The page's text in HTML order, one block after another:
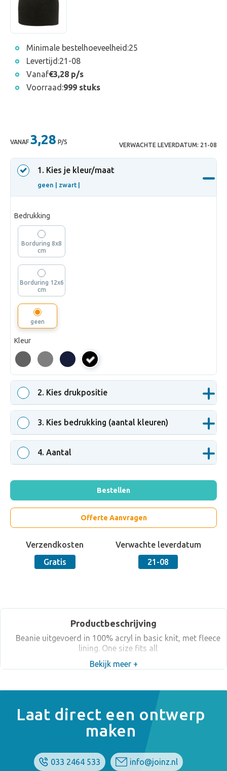
Minimale bestelhoeveelheid:25
Levertijd:21-08
Vanaf€3,28 p/s
Voorraad:999 stuks
VANAF 3,28 P/S VERWACHTE LEVERDATUM: 21-08
1 . Kies je kleur/maat
geen | zwart |
Bedrukking
Borduring 8x8
cm
Borduring 12x6
cm
geen
Kleur
zwart
2. Kies drukpositie
3. Kies bedrukking (aantal kleuren)
4. Aantal
Bestellen
Offerte Aanvragen
Verzendkosten
Gratis
Verwachte leverdatum
21-08
Productbeschrijving
Beanie uitgevoerd in 100% acryl in basic knit, met fleece
lining. One size fits all
Bekijk meer +
Laat direct een ontwerp
maken
033 2464 533 info@joinz.nl